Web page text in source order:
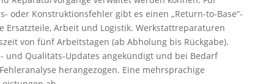
oder Konstruktionsfehler gibt es einen „Return-to-Base“-
Ersatzteile, Arbeit und Logistik. Werkstattreparaturen
von fünf Arbeitstagen (ab Abholung bis Rückgabe).
und Qualitäts‑Updates angekündigt und bei Bedarf
herangezogen. Eine mehrsprachige